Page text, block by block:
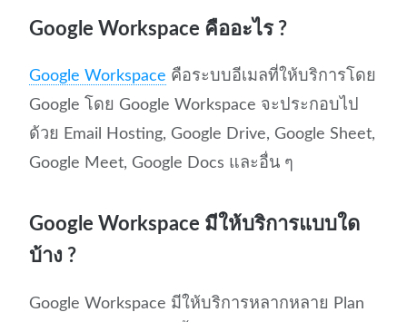
Google Workspace คืออะไร ?
Google Workspace คือระบบอีเมลที่ให้บริการโดย
Google โดย Google Workspace จะประกอบไป
ด้วย Email Hosting, Google Drive, Google Sheet,
Google Meet, Google Docs และอื่น ๆ
Google Workspace มีให้บริการแบบใด
บ้าง ?
Google Workspace มีให้บริการหลากหลาย Plan